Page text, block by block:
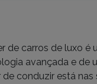
de carros de luxo é
avançada e de
de conduzir está